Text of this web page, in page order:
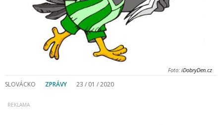
Foto: iDobryDen.cz
SLOVÁCKO ZPRÁVY 23 / 01 / 2020